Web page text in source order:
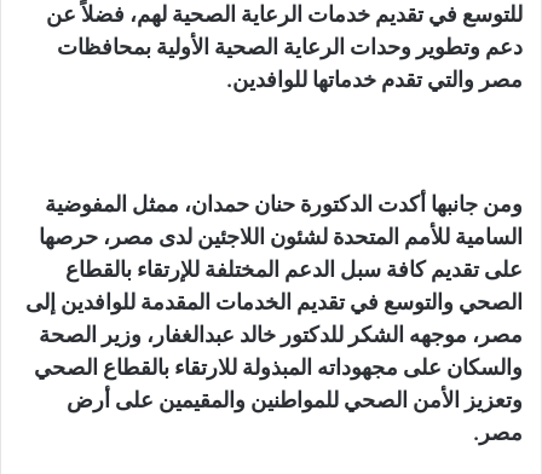
للتوسع في تقديم خدمات الرعاية الصحية لهم، فضلاً عن
دعم وتطوير وحدات الرعاية الصحية الأولية بمحافظات
مصر والتي تقدم خدماتها للوافدين.
ومن جانبها أكدت الدكتورة حنان حمدان، ممثل المفوضية
السامية للأمم المتحدة لشئون اللاجئين لدى مصر، حرصها
على تقديم كافة سبل الدعم المختلفة للإرتقاء بالقطاع
الصحي والتوسع في تقديم الخدمات المقدمة للوافدين إلى
مصر، موجهه الشكر للدكتور خالد عبدالغفار، وزير الصحة
والسكان على مجهوداته المبذولة للارتقاء بالقطاع الصحي
وتعزيز الأمن الصحي للمواطنين والمقيمين على أرض
مصر.